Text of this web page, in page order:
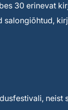
30 erinevat
salongiõhtud,
neist